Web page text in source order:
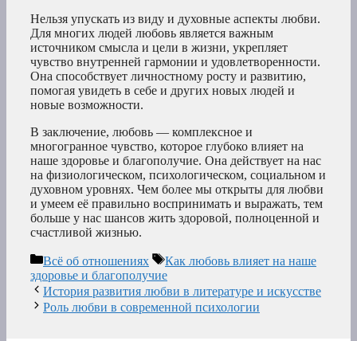
Нельзя упускать из виду и духовные аспекты любви.
Для многих людей любовь является важным
источником смысла и цели в жизни, укрепляет
чувство внутренней гармонии и удовлетворенности.
Она способствует личностному росту и развитию,
помогая увидеть в себе и других новых людей и
новые возможности.
В заключение, любовь — комплексное и
многогранное чувство, которое глубоко влияет на
наше здоровье и благополучие. Она действует на нас
на физиологическом, психологическом, социальном и
духовном уровнях. Чем более мы открыты для любви
и умеем её правильно воспринимать и выражать, тем
больше у нас шансов жить здоровой, полноценной и
счастливой жизнью.
Рубрики
Всё об отношениях Метки
Как любовь влияет на наше
здоровье и благополучие
История развития любви в литературе и искусстве
Роль любви в современной психологии